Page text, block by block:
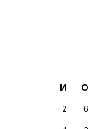
И О
2
6